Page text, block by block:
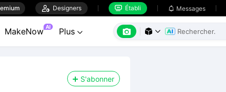
 Designers  Établi  Messages
MakeNow AI Plus    
S'abonner